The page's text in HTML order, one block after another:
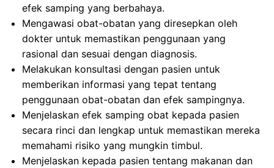
efek samping yang berbahaya.
Mengawasi obat-obatan yang diresepkan oleh
dokter untuk memastikan penggunaan yang
rasional dan sesuai dengan diagnosis.
Melakukan konsultasi dengan pasien untuk
memberikan informasi yang tepat tentang
penggunaan obat-obatan dan efek sampingnya.
Menjelaskan efek samping obat kepada pasien
secara rinci dan lengkap untuk memastikan mereka
memahami risiko yang mungkin timbul.
Menjelaskan kepada pasien tentang makanan dan